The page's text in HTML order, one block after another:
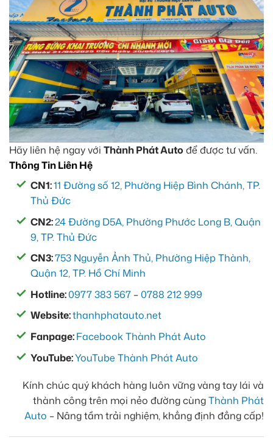
Hãy liên hệ ngay với Thành Phát Auto để được tư vấn.
Thông Tin Liên Hệ
CN1:11 Đường số 12, Phường Hiệp Bình Chánh, TP.
Thủ Đức
CN2:24 Đường D5A, Phường Phước Long B, Quận
9, TP. Thủ Đức
CN3:753 Nguyễn Ảnh Thủ, Phường Hiệp Thành,
Quận 12, TP. Hồ Chí Minh
Hotline:0977 383 567 –0788 212 999
Website:thanhphatauto.net
Fanpage:Facebook Thành Phát Auto
YouTube:YouTube Thành Phát Auto
Kính chúc quý khách hàng luôn vững vàng tay lái và
thành công trên mọi nẻo đường cùngThành Phát
Auto – Nâng tầm trải nghiệm, khẳng định đẳng cấp!